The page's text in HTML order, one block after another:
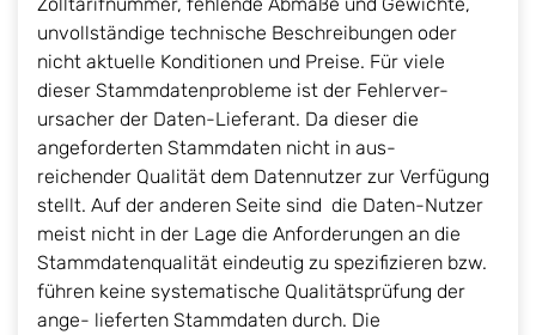
unvollständige technische Beschreibungen oder
nicht aktuelle Konditionen und Preise. Für viele
dieser Stammdatenprobleme ist der Fehlerver-
ursacher der Daten-Lieferant. Da dieser die
angeforderten Stammdaten nicht in aus-
reichender Qualität dem Datennutzer zur Verfügung
stellt. Auf der anderen Seite sind die Daten-Nutzer
meist nicht in der Lage die Anforderungen an die
Stammdatenqualität eindeutig zu spezifizieren bzw.
führen keine systematische Qualitätsprüfung der
ange- lieferten Stammdaten durch. Die